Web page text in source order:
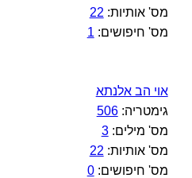
מס' אותיות: 22
מס' חיפושים: 1
אוי הב אלנתא
גימטריה:506
מס' מילים:3
מס' אותיות: 22
מס' חיפושים:0